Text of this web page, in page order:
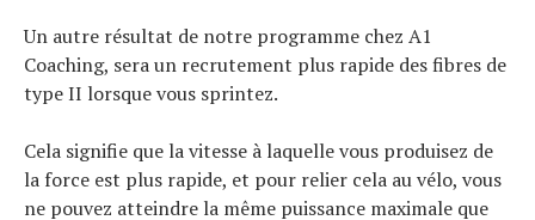
Un autre résultat de notre programme chez A1
Coaching, sera un recrutement plus rapide des fibres de
type II lorsque vous sprintez.
Cela signifie que la vitesse à laquelle vous produisez de
la force est plus rapide, et pour relier cela au vélo, vous
ne pouvez atteindre la même puissance maximale que